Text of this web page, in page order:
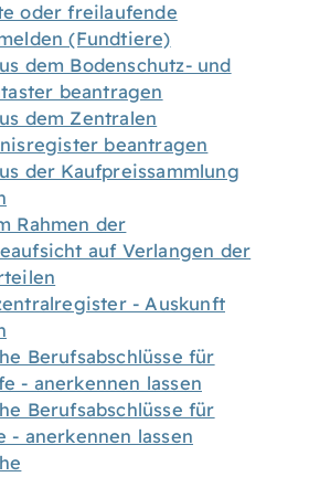
oder freilaufende
(Fundtiere)
dem Bodenschutz- und
beantragen
dem Zentralen
beantragen
der Kaufpreissammlung
Rahmen der
auf Verlangen der
- Auskunft
Berufsabschlüsse für
- anerkennen lassen
Berufsabschlüsse für
- anerkennen lassen